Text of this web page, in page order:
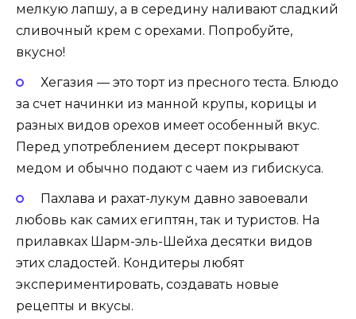
мелкую лапшу, а в середину наливают сладкий
сливочный крем с орехами. Попробуйте,
вкусно!
Хегазия — это торт из пресного теста. Блюдо
за счет начинки из манной крупы, корицы и
разных видов орехов имеет особенный вкус.
Перед употреблением десерт покрывают
медом и обычно подают с чаем из гибискуса.
Пахлава и рахат-лукум давно завоевали
любовь как самих египтян, так и туристов. На
прилавках Шарм-эль-Шейха десятки видов
этих сладостей. Кондитеры любят
экспериментировать, создавать новые
рецепты и вкусы.